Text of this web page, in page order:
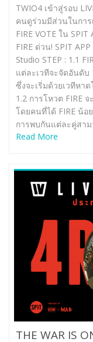
TWIO4 เข้าสู่รอบ
คนดูร่วมมีส่วนในการ
FIRE VOTE ใน
FIRE ด่วน! SPIT
Studio STEP : 1.1
แต่ละเวทีจะจัดอันดับ
ซึ่งจะเริ่มด้วยเวทีหา
1.2 การโหวต FIRE
โดยคนที่ได้ FIRE น้อ
การพบกันแต่ละคู่สาม
Read More
THE WAR IS